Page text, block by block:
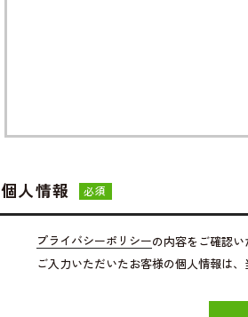
個人情報 必須
プライバシーポリシーの内容をご確認い
ご入力いただいたお客様の個人情報は